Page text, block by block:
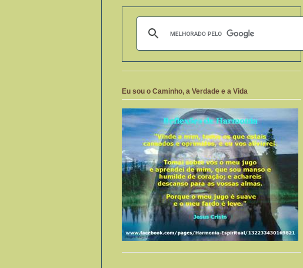
Eu sou o Caminho, a Verdade e a Vida